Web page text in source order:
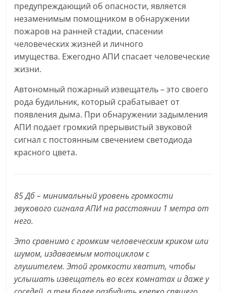
предупреждающий об опасности, является
незаменимым помощником в обнаружении
пожаров на ранней стадии, спасении
человеческих жизней и личного
имущества. Ежегодно АПИ спасает человеческие
жизни.
Автономный пожарный извещатель – это своего
рода будильник, который срабатывает от
появления дыма. При обнаружении задымления
АПИ подает громкий прерывистый звуковой
сигнал с постоянным свечением светодиода
красного цвета.
85 Дб– минимальный уровень громкости
звукового сигнала АПИ на расстоянии 1 метра от
него.
Это сравнимо с громким человеческим криком или
шумом, издаваемым мотоциклом с
глушителем.Этой громкости хватит, чтобы
услышать извещатель во всех комнатах и даже у